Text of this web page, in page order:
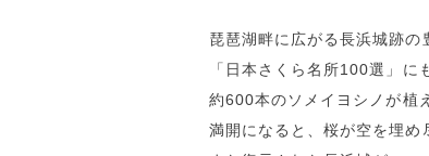
琵琶湖畔に広がる長浜城跡の
「日本さくら名所100選」に
約600本のソメイヨシノが植
満開になると、桜が空を埋め